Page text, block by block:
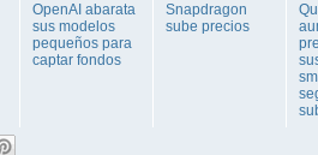
OpenAI abarata
sus modelos
pequeños para
captar fondos
Snapdragon
sube precios